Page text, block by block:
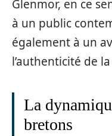
Glenmor, en ce
à un public
également à un
l’authenticité de
La
bretons